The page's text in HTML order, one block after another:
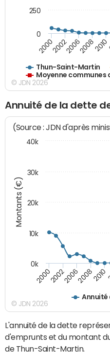
Thun-Saint-Martin
Moyenne
20002002200620082010
0
250
© JDN 2026
Annuité de la dette
Montants (€)
(Source : JDN d'après
Annuité
20002002200620082010
0k
10k
20k
30k
40k
© JDN 2026
L'annuité de la dette
d'emprunts et du montant
de Thun-Saint-Martin.